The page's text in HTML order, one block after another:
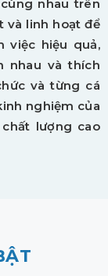
nhau trên
và linh hoạt để
việc hiệu quả,
nhau và thích
và từng cá
nghiệm của
lượng cao